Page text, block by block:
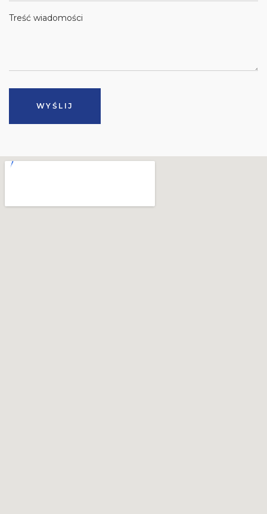
Treść wiadomości